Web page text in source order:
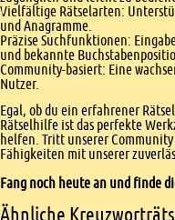
Vielfältige Rätselarten:
und Anagramme.
Präzise Suchfunktionen:
und bekannte
Community-basiert: Eine
Nutzer.
Egal, ob du ein erfahrener
Rätselhilfe ist das perfekte
helfen. Tritt unserer Community
Fähigkeiten mit unserer
Fang noch heute an und finde